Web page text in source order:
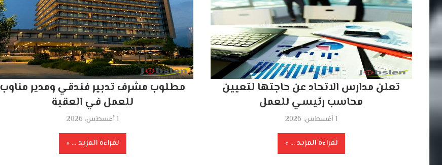
تعلن مدارس الاتحاد عن حاجتها لتعيين
محاسب رئيسي للعمل
1 أغسطس، 2026
لقراءة المزيد ...
مطلوب مشرف تدبير فندقي ومدير مناوب
للعمل في العقبة
1 أغسطس، 2026
لقراءة المزيد ...